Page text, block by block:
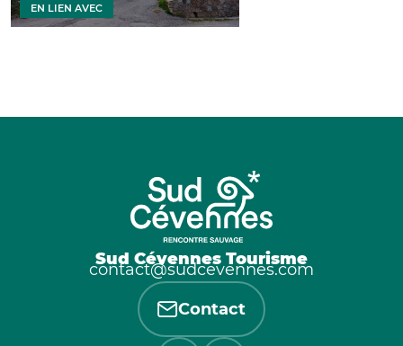
EN LIEN AVEC
Sud Cévennes Tourisme
contact@sudcevennes.com
Contact